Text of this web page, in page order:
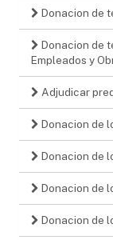
Donacion de
Donacion de
Empleados y
Adjudicar
Donacion de
Donacion de
Donacion de
Donacion de